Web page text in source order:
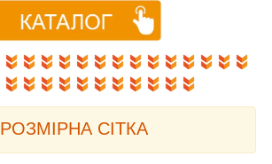
РОЗМІРНАСІТКА